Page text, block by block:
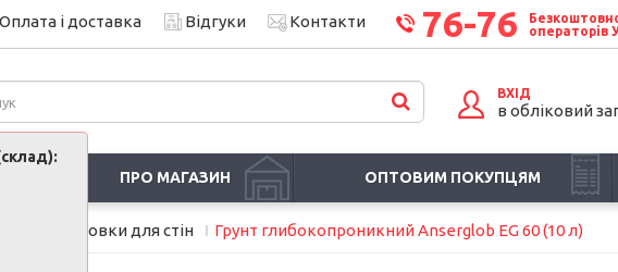
Оплата і доставка Відгуки Контакти 76-76
операторів
ВХІД
в обліковий
ПРО МАГАЗИН ОПТОВИМ ПОКУПЦЯМ
Ґрунтовки для стін Грунт глибокопроникний Anserglob EG 60 (10 л)